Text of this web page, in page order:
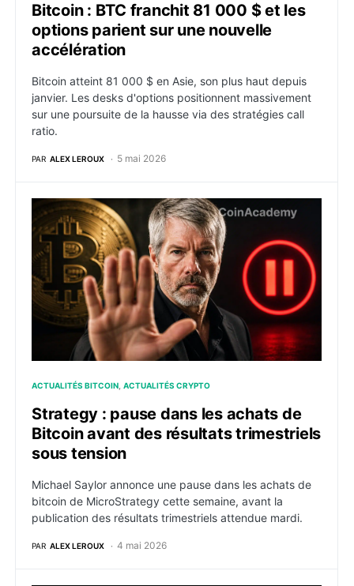
Bitcoin : BTC franchit 81 000 $ et les
options parient sur une nouvelle
accélération
Bitcoin atteint 81 000 $ en Asie, son plus haut depuis
janvier. Les desks d'options positionnent massivement
sur une poursuite de la hausse via des stratégies call
ratio.
PAR ALEX LEROUX 5 mai 2026
Strategy : pause dans les achats de Bitcoin avant
ACTUALITÉS BITCOIN ACTUALITÉS CRYPTO
Strategy : pause dans les achats de
Bitcoin avant des résultats trimestriels
sous tension
Michael Saylor annonce une pause dans les achats de
bitcoin de MicroStrategy cette semaine, avant la
publication des résultats trimestriels attendue mardi.
PAR ALEX LEROUX 4 mai 2026